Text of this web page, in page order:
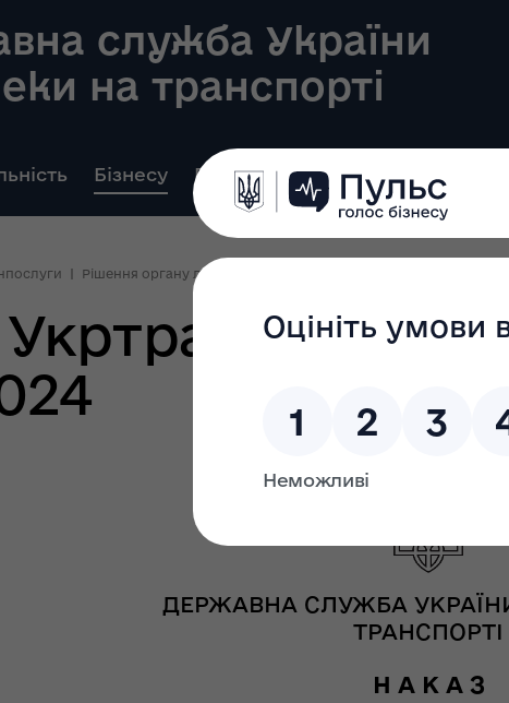
служба України
на транспорті
Бізнесу Реєстри Громадянам
Рішення органу ліцензування
ДЕРЖАВНА СЛУЖБА
ТРАНСПОРТІ
Н А К А З